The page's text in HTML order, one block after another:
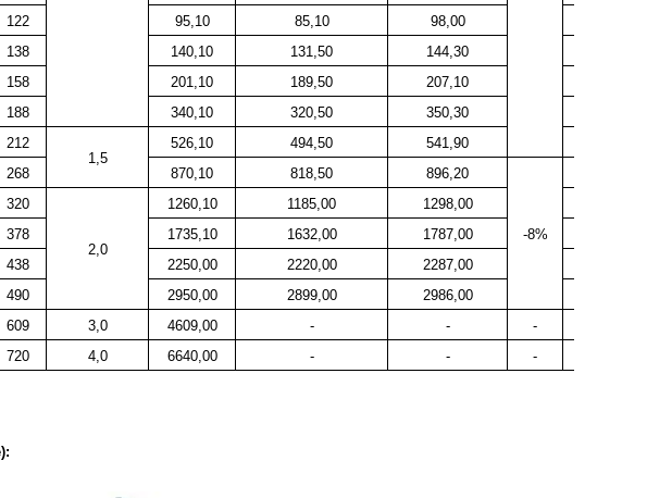
122 95,10 85,10 98,00
138 140,10 131,50 144,30
158 201,10 189,50 207,10
188 340,10 320,50 350,30
212
1,5
526,10 494,50 541,90
268 870,10 818,50 896,20
-8%
320
2,0
1260,10 1185,00 1298,00
378 1735,10 1632,00 1787,00
438 2250,00 2220,00 2287,00
490 2950,00 2899,00 2986,00
609 3,0 4609,00 - - -
720 4,0 6640,00 - - -